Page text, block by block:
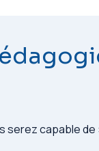
serez capable de :